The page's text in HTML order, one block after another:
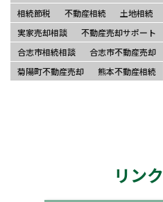
相続節税
不動産相続 土地相続
実家売却相談
不動産売却サポート
合志市相続相談
合志市不動産売却
菊陽町不動産売却
熊本不動産相続
リンク